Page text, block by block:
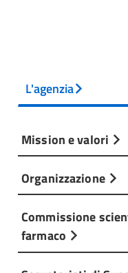
L'agenzia
Mission e valori
Organizzazione
Commissione
farmaco